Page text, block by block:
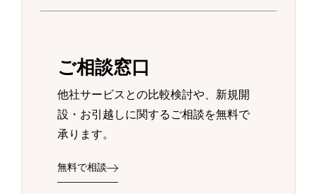
ご相談窓口
他社サービスとの比較検討や、新規開
設・お引越しに関するご相談を無料で
承ります。
無料で相談